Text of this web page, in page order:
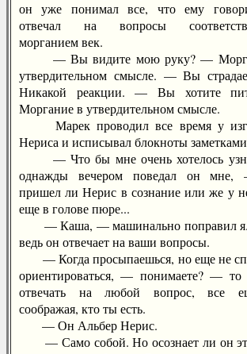
он уже понимал все, что ему
отвечал на вопросы
морганием век.
— Вы видите мою руку? —
утвердительном смысле. — Вы
Никакой реакции. — Вы хотите
Моргание в утвердительном смысле.
Марек проводил все время у
Нериса и исписывал блокноты
— Что бы мне очень хотелось
однажды вечером поведал он
пришел ли Нерис в сознание или же у
еще в голове пюре...
— Каша, — машинально поправил
ведь он отвечает на ваши вопросы.
— Когда просыпаешься, но еще не
ориентироваться, — понимаете? —
отвечать на любой вопрос, все
соображая, кто ты есть.
— Он Альбер Нерис.
— Само собой. Но осознает ли он